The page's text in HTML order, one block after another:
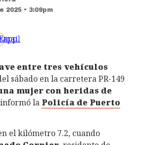
2025 • 3:09pm
entre tres vehículos
sábado en la carretera PR-149
mujer con heridas de
la Policía de Puerto
el kilómetro 7.2, cuando